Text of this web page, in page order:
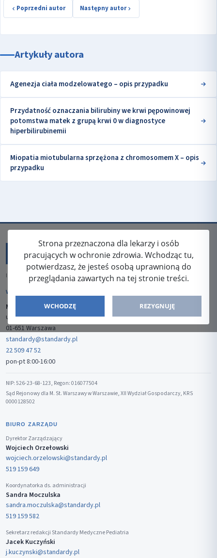
Poprzedni autor Następny autor
Artykuły autora
Agenezja ciała modzelowatego – opis przypadku
Przydatność oznaczania bilirubiny we krwi pępowinowej
potomstwa matek z grupą krwi 0 w diagnostyce
hiperbilirubinemii
Miopatia miotubularna sprzężona z chromosomem X – opis
przypadku
Strona przeznaczona dla lekarzy i osób
pracujących w ochronie zdrowia. Wchodząc tu,
potwierdzasz, że jesteś osobą uprawnioną do
przeglądania zawartych na tej stronie treści.
WCHODZĘ REZYGNUJĘ
ISSN: 2080-5438
WYDAWCA
Media-Press Sp. z o.o.
ul. Gwiaździsta 7B/8
01-651 Warszawa
standardy@standardy.pl
22 509 47 52
pon-pt 8:00-16:00
NIP: 526-23-68-123, Regon: 016077504
Sąd Rejonowy dla M. St. Warszawy w Warszawie, XII Wydział Gospodarczy, KRS
0000128502
BIURO ZARZĄDU
Dyrektor Zarządzający
Wojciech Orzełowski
wojciech.orzelowski@standardy.pl
519 159 649
Koordynatorka ds. administracji
Sandra Moczulska
sandra.moczulska@standardy.pl
519 159 582
Sekretarz redakcji Standardy Medyczne Pediatria
Jacek Kuczyński
j.kuczynski@standardy.pl